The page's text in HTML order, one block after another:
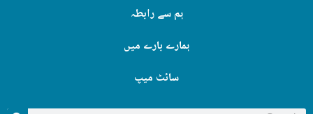
ہم سے رابطہ
ہمارے بارے میں
سائٹ میپ